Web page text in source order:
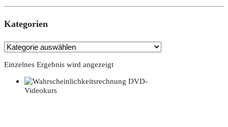
Kate­go­rien
Einzelnes Ergebnis wird angezeigt